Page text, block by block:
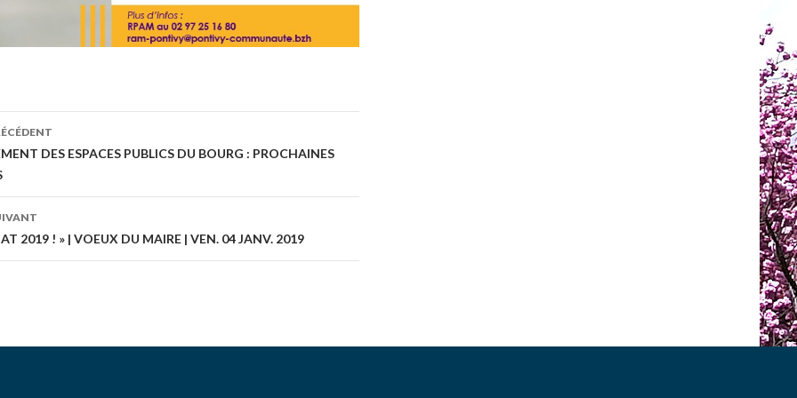
DES ESPACES PUBLICS DU BOURG : PROCHAINES
2019 ! » | VOEUX DU MAIRE | VEN. 04 JANV. 2019